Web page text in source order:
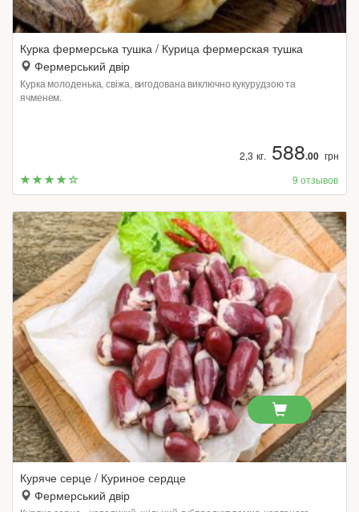
Курка фермерська тушка / Курица фермерская тушка
Фермерський двір
Курка молоденька, свіжа, вигодована виключно кукурудзою та
ячменем.
2,3 кг. 588.00 грн
9 отзывов
Куряче серце / Куриное сердце
Фермерський двір